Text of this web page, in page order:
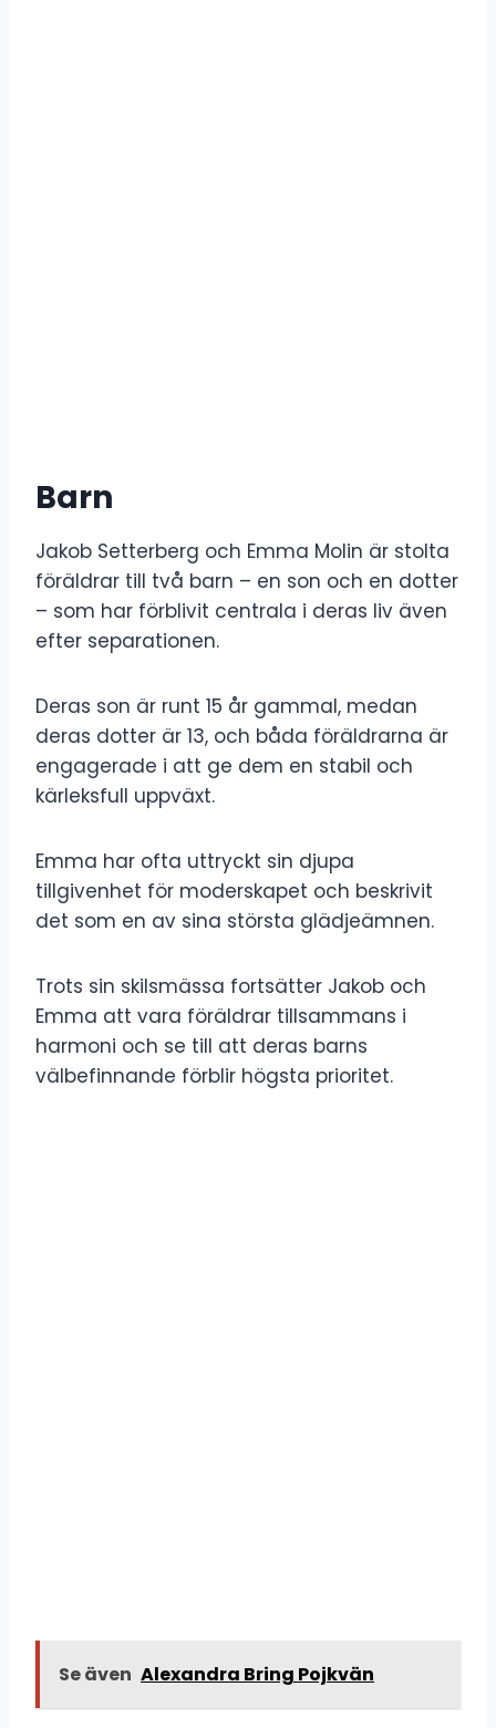
Barn
Jakob Setterberg och Emma Molin är stolta
föräldrar till två barn – en son och en dotter
– som har förblivit centrala i deras liv även
efter separationen.
Deras son är runt 15 år gammal, medan
deras dotter är 13, och båda föräldrarna är
engagerade i att ge dem en stabil och
kärleksfull uppväxt.
Emma har ofta uttryckt sin djupa
tillgivenhet för moderskapet och beskrivit
det som en av sina största glädjeämnen.
Trots sin skilsmässa fortsätter Jakob och
Emma att vara föräldrar tillsammans i
harmoni och se till att deras barns
välbefinnande förblir högsta prioritet.
Se även Alexandra Bring Pojkvän